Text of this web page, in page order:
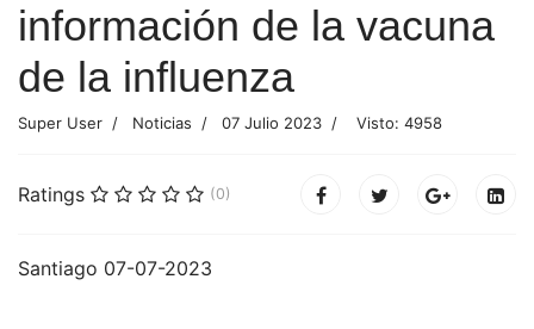
información de la vacuna
de la influenza
Super User Noticias 07 Julio 2023 Visto: 4958
Ratings (0)
Santiago 07-07-2023